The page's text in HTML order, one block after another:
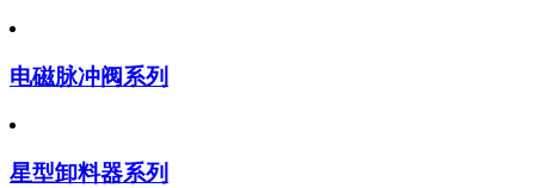
电磁脉冲阀系列
星型卸料器系列